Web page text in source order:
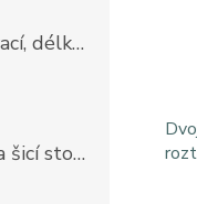
Premax Nůžky entlovací, délka 23 cm
Šicí stroj Lada H73A a šicí stolek